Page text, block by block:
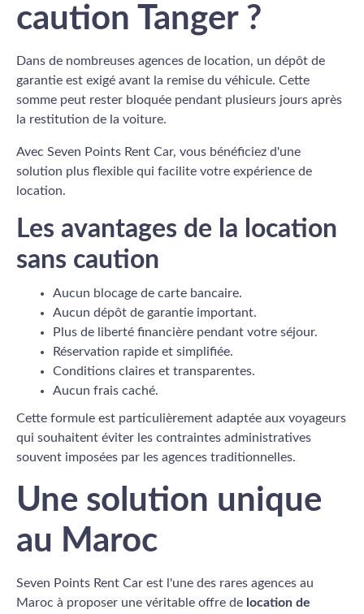
caution Tanger ?
Dans de nombreuses agences de location, un dépôt de
garantie est exigé avant la remise du véhicule. Cette
somme peut rester bloquée pendant plusieurs jours après
la restitution de la voiture.
Avec Seven Points Rent Car, vous bénéficiez d'une
solution plus flexible qui facilite votre expérience de
location.
Les avantages de la location
sans caution
Aucun blocage de carte bancaire.
Aucun dépôt de garantie important.
Plus de liberté financière pendant votre séjour.
Réservation rapide et simplifiée.
Conditions claires et transparentes.
Aucun frais caché.
Cette formule est particulièrement adaptée aux voyageurs
qui souhaitent éviter les contraintes administratives
souvent imposées par les agences traditionnelles.
Une solution unique
au Maroc
Seven Points Rent Car est l'une des rares agences au
Maroc à proposer une véritable offre de location de